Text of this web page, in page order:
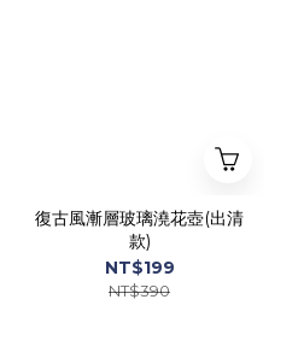
復古風漸層玻璃澆花壺(出清
款)
NT$199
NT$390